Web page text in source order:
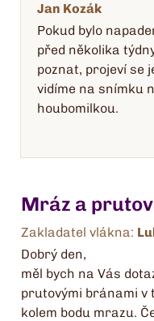
Jan Kozák
Pokud bylo
před několika
poznat, projeví se
vidíme na snímku
houbomilkou.
Mráz a
Zakladatel vlákna:
Dobrý den,
měl bych na Vás
prutovými bránami v
kolem bodu mrazu.